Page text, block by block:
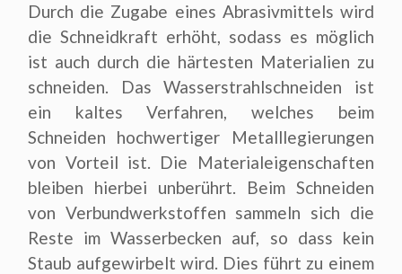
Durch die Zugabe eines Abrasivmittels wird
die Schneidkraft erhöht, sodass es möglich
ist auch durch die härtesten Materialien zu
schneiden. Das Wasserstrahlschneiden ist
ein kaltes Verfahren, welches beim
Schneiden hochwertiger Metalllegierungen
von Vorteil ist. Die Materialeigenschaften
bleiben hierbei unberührt. Beim Schneiden
von Verbundwerkstoffen sammeln sich die
Reste im Wasserbecken auf, so dass kein
Staub aufgewirbelt wird. Dies führt zu einem